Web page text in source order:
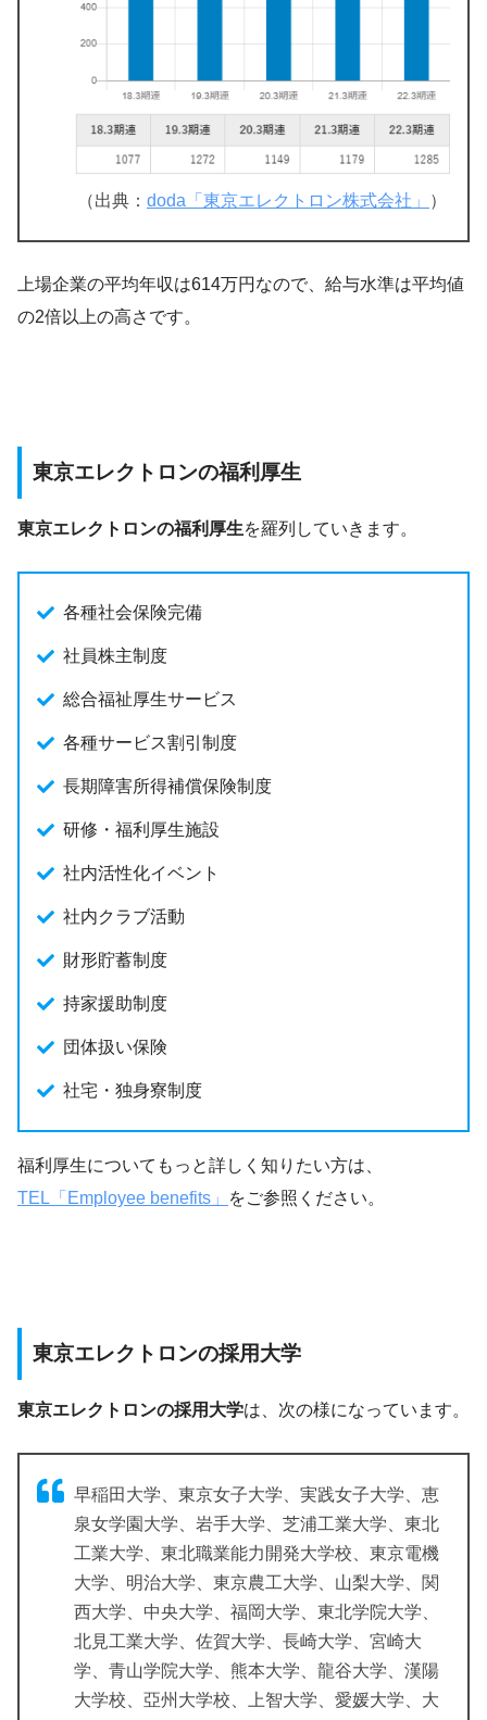
（出典： doda「東京エレクトロン株式会社」 ）
上場企業の平均年収は614万円なので、給与水準は平均値
の2倍以上の高さです。
東京エレクトロンの福利厚生
東京エレクトロンの福利厚生を羅列していきます。
各種社会保険完備
社員株主制度
総合福祉厚生サービス
各種サービス割引制度
長期障害所得補償保険制度
研修・福利厚生施設
社内活性化イベント
社内クラブ活動
財形貯蓄制度
持家援助制度
団体扱い保険
社宅・独身寮制度
福利厚生についてもっと詳しく知りたい方は、
TEL「Employee benefits」
をご参照ください。
東京エレクトロンの採用大学
東京エレクトロンの採用大学は、次の様になっています。
早稲田大学、東京女子大学、実践女子大学、恵
泉女学園大学、岩手大学、芝浦工業大学、東北
工業大学、東北職業能力開発大学校、東京電機
大学、明治大学、東京農工大学、山梨大学、関
西大学、中央大学、福岡大学、東北学院大学、
北見工業大学、佐賀大学、長崎大学、宮崎大
学、青山学院大学、熊本大学、龍谷大学、漢陽
大学校、亞州大学校、上智大学、愛媛大学、大